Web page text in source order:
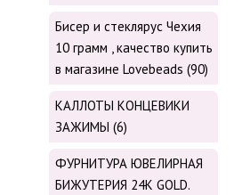
Бисер и стеклярус Чехия
10 грамм , качество купить
в магазине Lovebeads (90)
КАЛЛОТЫ КОНЦЕВИКИ
ЗАЖИМЫ (6)
ФУРНИТУРА ЮВЕЛИРНАЯ
БИЖУТЕРИЯ 24К GOLD.